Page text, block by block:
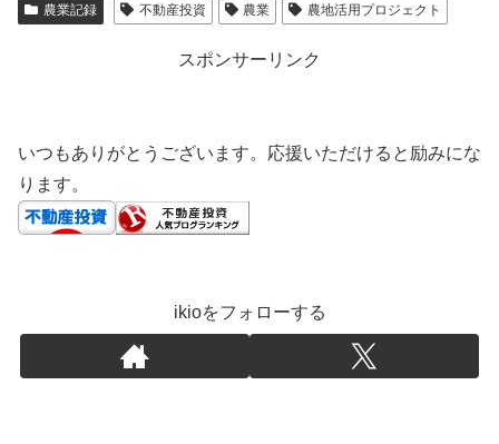
農業記録 不動産投資 農業 農地活用プロジェクト
スポンサーリンク
いつもありがとうございます。応援いただけると励みにな
ります。
ikioをフォローする